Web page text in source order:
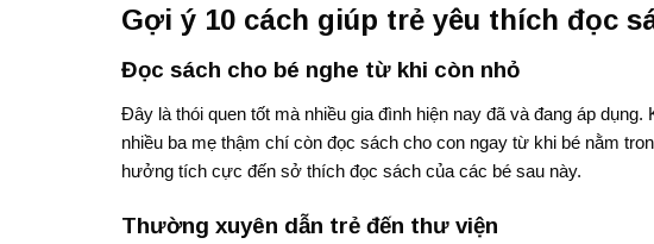
Gợi ý 10 cách giúp trẻ yêu thích đọc
Đọc sách cho bé nghe từ khi còn nhỏ
Đây là thói quen tốt mà nhiều gia đình hiện nay đã và đang áp
nhiều ba mẹ thậm chí còn đọc sách cho con ngay từ khi bé nằm
hưởng tích cực đến sở thích đọc sách của các bé sau này.
Thường xuyên dẫn trẻ đến thư viện